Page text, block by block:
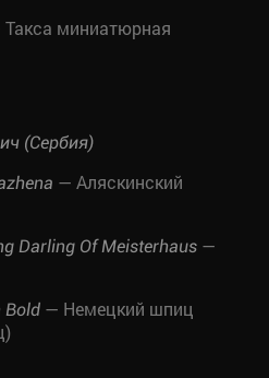
миниатюрная
(Сербия)
— Аляскинский
Darling Of Meisterhaus —
Bold — Немецкий шпиц